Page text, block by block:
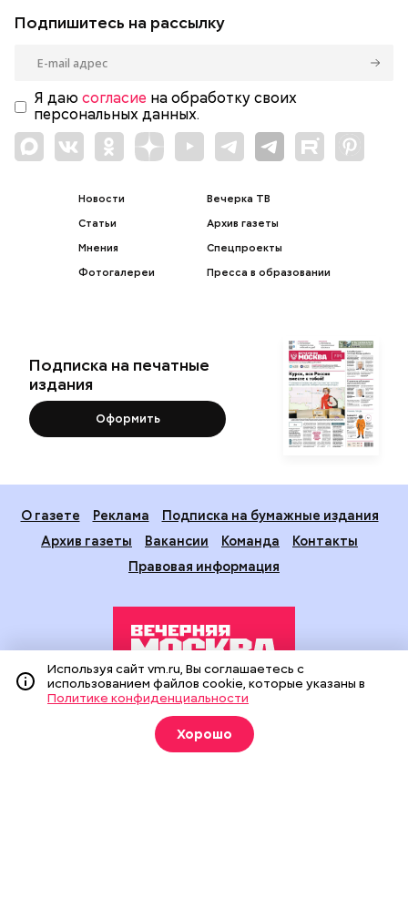
Подпишитесь на рассылку
Я даю согласие на обработку своих
персональных данных.
Новости
Статьи
Мнения
Фотогалереи
Вечерка ТВ
Архив газеты
Спецпроекты
Пресса в образовании
Подписка на печатные
издания
Оформить
О газете Реклама
Подписка на бумажные издания
Архив газеты
Вакансии Команда
Контакты
Правовая информация
Издание создано при финансовой поддержке Департамента
средств массовой информации и рекламы города Москвы.
На сайте применяются рекомендательные технологии
(информационные технологии предоставления информации
Используя сайт vm.ru, Вы соглашаетесь с
использованием файлов cookie, которые указаны в
Политике конфиденциальности
Хорошо